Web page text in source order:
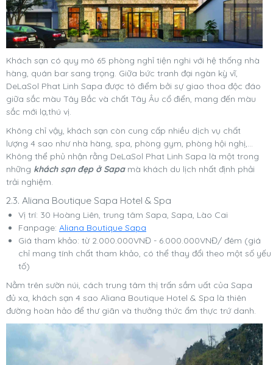
Khách sạn có quy mô 65 phòng nghỉ tiện nghi với hệ thống nhà
hàng, quán bar sang trọng. Giữa bức tranh đại ngàn kỳ vĩ,
DeLaSol Phat Linh Sapa được tô điểm bởi sự giao thoa độc đáo
giữa sắc màu Tây Bắc và chất Tây Âu cổ điển, mang đến màu
sắc mới lạ,thú vị.
Không chỉ vậy, khách sạn còn cung cấp nhiều dịch vụ chất
lượng 4 sao như nhà hàng, spa, phòng gym, phòng hội nghị,...
Không thể phủ nhận rằng DeLaSol Phat Linh Sapa là một trong
những khách sạn đẹp ở Sapamà khách du lịch nhất định phải
trải nghiệm.
2.3. Aliana Boutique Sapa Hotel & Spa
Vị trí: 30 Hoàng Liên, trung tâm Sapa, Sapa, Lào Cai
Fanpage: Aliana Boutique Sapa
Giá tham khảo: từ 2.000.000VNĐ - 6.000.000VNĐ/ đêm (giá
chỉ mang tính chất tham khảo, có thể thay đổi theo một số yếu
tố)
Nằm trên sườn núi, cách trung tâm thị trấn sầm uất của Sapa
đủ xa, khách sạn 4 sao Aliana Boutique Hotel & Spa là thiên
đường hoàn hảo để thư giãn và thưởng thức ẩm thực trứ danh.